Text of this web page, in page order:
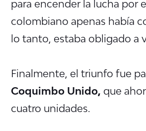
para encender la lucha por
colombiano apenas había
lo tanto, estaba obligado a
Finalmente, el triunfo fue
Coquimbo Unido, que
cuatro unidades.